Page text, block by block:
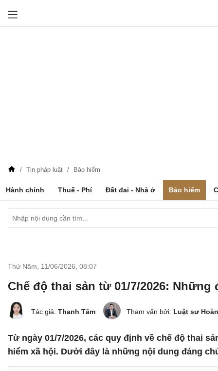
Tin pháp luật Bảo hiểm
Hành chính Thuế - Phí Đất đai - Nhà ở Bảo hiểm
Thứ Năm, 11/06/2026 08:07
Chế độ thai sản từ 01/7/2026: Những
Tác giả: Thanh Tâm Tham vấn bởi: Luật sư
Từ ngày 01/7/2026, các quy định về chế độ thai
hiểm xã hội. Dưới đây là những nội dung đáng